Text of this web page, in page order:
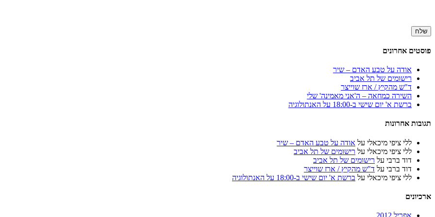
פוסטים אחרונים
אודה על טבע האדם – שיר
רישומים של תל אביב
ד"ש מהקיץ / ארז שוייצר
השירה כמחאה – ה'אני מאמינה' שלי
ברשת א' יום שישי ב-18:00 על האנתולוגיה
תגובות אחרונות
ללי ציפי מיכאלי על אודה על טבע האדם – שיר
ללי ציפי מיכאלי על רישומים של תל אביב
דוד ברבי על רישומים של תל אביב
דוד ברבי על ד"ש מהקיץ / ארז שוייצר
ללי ציפי מיכאלי על ברשת א' יום שישי ב-18:00 על האנתולוגיה
ארכיונים